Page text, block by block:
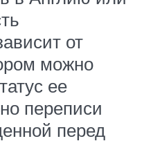
от
можно
ее
переписи
перед